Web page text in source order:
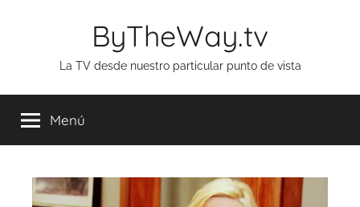
ByTheWay.tv
La TV desde nuestro particular punto de vista
Menú